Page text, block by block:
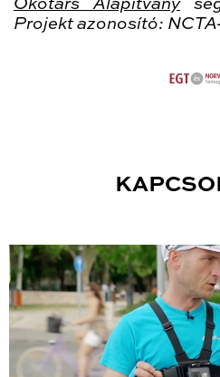
Ökotárs Alapítvány
Projekt azonosító: